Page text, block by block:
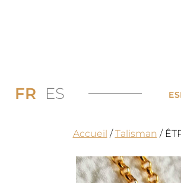
FR ES
Accueil /Talisman /